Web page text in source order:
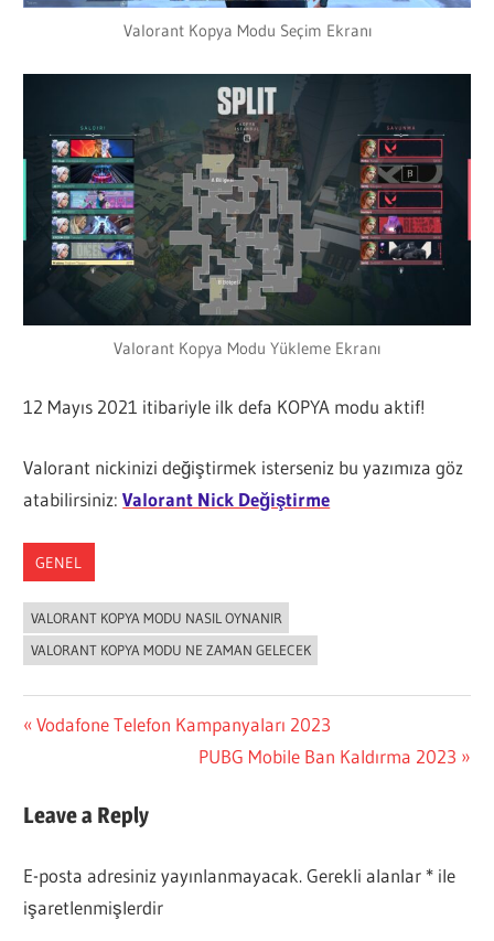
Valorant Kopya Modu Seçim Ekranı
Valorant Kopya Modu Yükleme Ekranı
12 Mayıs 2021 itibariyle ilk defa KOPYA modu aktif!
Valorant nickinizi değiştirmek isterseniz bu yazımıza göz
atabilirsiniz:Valorant Nick Değiştirme
GENEL
VALORANT KOPYA MODU NASIL OYNANIR
VALORANT KOPYA MODU NE ZAMAN GELECEK
Yazı
Previous
Vodafone Telefon Kampanyaları 2023
Next
PUBG Mobile Ban Kaldırma 2023
Leave a Reply
E-posta adresiniz yayınlanmayacak. Gerekli alanlar * ile
işaretlenmişlerdir